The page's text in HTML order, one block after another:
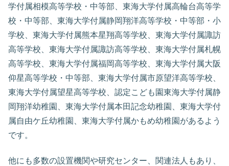
学付属相模高等学校・中等部、東海大学付属高輪台高等学
校・中等部、東海大学付属静岡翔洋高等学校・中等部・小
学校、東海大学付属熊本星翔高等学校、東海大学付属諏訪
高等学校、東海大学付属諏訪高等学校、東海大学付属札幌
高等学校、東海大学付属福岡高等学校、東海大学付属大阪
仰星高等学校・中等部、東海大学付属市原望洋高等学校、
東海大学付属望星高等学校、認定こども園東海大学付属静
岡翔洋幼稚園、東海大学付属本田記念幼稚園、東海大学付
属自由ケ丘幼稚園、東海大学付属かもめ幼稚園があるよう
です。
他にも多数の設置機関や研究センター、関連法人もあり、